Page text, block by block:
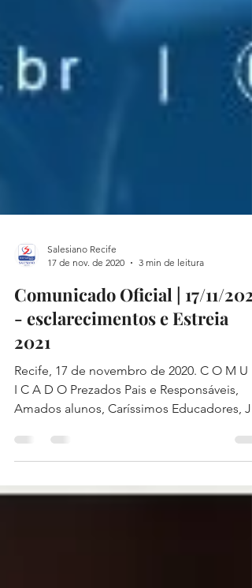
Salesiano Recife
17 de nov. de 2020
3 min de leitura
Comunicado Oficial | 17/11/
- esclarecimentos e Estreia
2021
I C A D O Prezados Pais e Responsáveis,
Amados alunos, Caríssimos Educadores, Já